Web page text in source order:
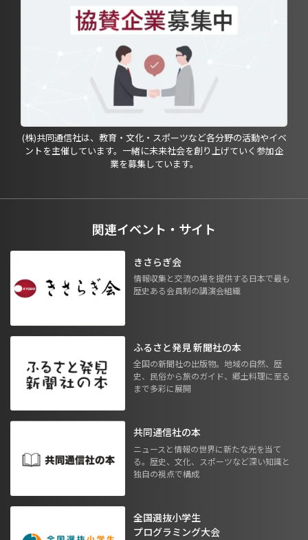
(株)共同通信社は、教育・文化・スポーツなど各分野の活動やイベ
ントを主催しています。一緒に未来社会を創り上げていく参加企
業を募集しています。
関連イベント・サイト
きさらぎ会
情報収集と交流の場を提供する日本で最も
歴史ある会員制の講演会組織
ふるさと発見 新聞社の本
全国の新聞社の出版物。地域の自然、歴
史、民俗から旅のガイド、郷土料理に至る
まで多彩に展開
共同通信社の本
ニュースと情報の世界に新たな光を当て
る。歴史、文化、スポーツなど深い知識と
独自の視点で構成
全国選抜小学生
プログラミング大会